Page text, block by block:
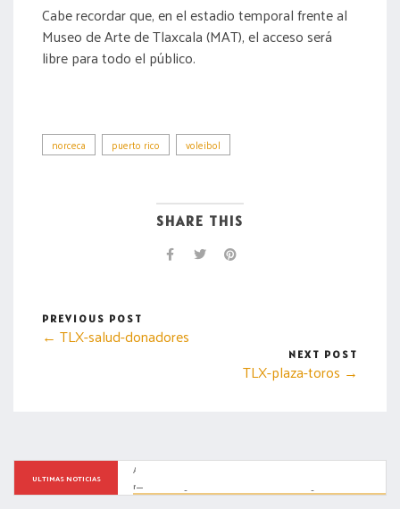
Cabe recordar que, en el estadio temporal frente al
Museo de Arte de Tlaxcala (MAT), el acceso será
libre para todo el público.
norceca puerto rico voleibol
SHARE THIS
PREVIOUS POST
← TLX-salud-donadores
NEXT POST
TLX-plaza-toros →
ULTIMAS NOTICIAS
Ana Lilia Rivera, la aspirante mejor posicionada de Morena
rumbo a las gubernaturas de 2027: Emotegia.